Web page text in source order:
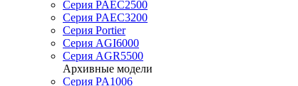
Серия PAEC2500
Серия PAEC3200
Серия Portier
Серия AGI6000
Серия AGR5500
Архивные модели
Серия PA1006